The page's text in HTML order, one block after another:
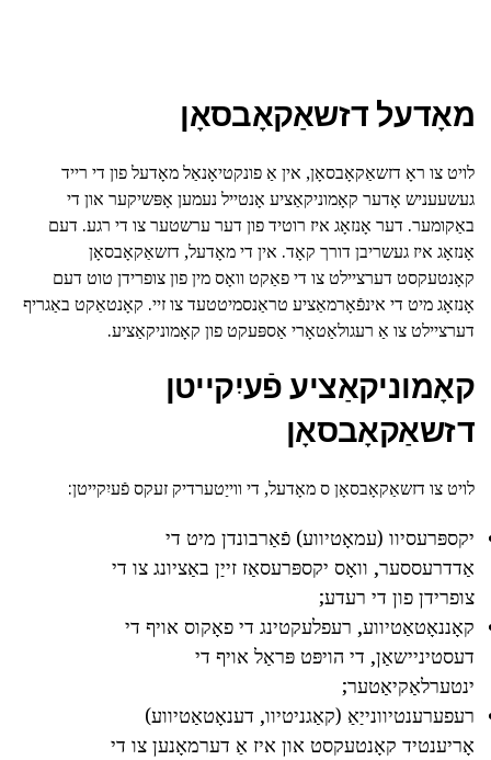
מאָדעל דזשאַקאָבסאָן
לויט צו ראָ דזשאַקאָבסאָן, אין אַ פונקטיאָנאַל מאָדעל פון די רייד
געשעעניש אָדער קאָמוניקאַציע אָנטייל נעמען אָפּשיקער און די
באַקומער. דער אָנזאָג איז רוטיד פון דער ערשטער צו די רגע. דעם
אָנזאָג איז געשריבן דורך קאָד. אין די מאָדעל, דזשאַקאָבסאָן
קאָנטעקסט דערציילט צו די פאַקט וואָס מין פון צופרידן טוט דעם
אָנזאָג מיט די אינפֿאָרמאַציע טראַנסמיטטעד צו זיי. קאָנטאַקט באַגריף
דערציילט צו אַ רעגולאַטאָרי אַספּעקט פון קאָמוניקאַציע.
קאָמוניקאַציע פֿעיִקייטן
דזשאַקאָבסאָן
לויט צו דזשאַקאָבסאָן ס מאָדעל, די ווייַטערדיק זעקס פֿעיִקייטן:
יקספּרעסיוו (עמאָטיווע) פֿאַרבונדן מיט די
אַדדרעססער, וואָס יקספּרעסאַז זייַן באַציונג צו די
צופרידן פון די רעדע;
קאָננאָטאַטיווע, רעפלעקטינג די פאָקוס אויף די
דעסטיניישאַן, די הויפּט פּראַל אויף די
ינטערלאַקיאַטער;
רעפערענטיוונייַאַ (קאַגניטיוו, דענאָטאַטיווע)
אָריענטיד קאָנטעקסט און איז אַ דערמאָנען צו די